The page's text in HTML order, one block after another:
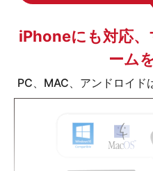
iPhoneにも対応
ーム
PC、MAC、アンドロイド